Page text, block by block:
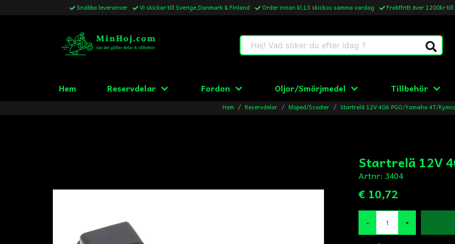
Snabba leveranser Vi skickar till Sverige,Danmark & Finland Order innan kl.13 skickas samma vardag Fraktfritt över 1200kr till
Hej! Vad söker du efter idag ?
Hem Reservdelar Fordon Oljor/Smörjmedel Tillbehör
Hem Reservdelar Moped/Scooter Startrelä 12V 40A PGO/Yamaha 4T/
Startrelä 12V
Artnr: 3404
€ 10,72
- +